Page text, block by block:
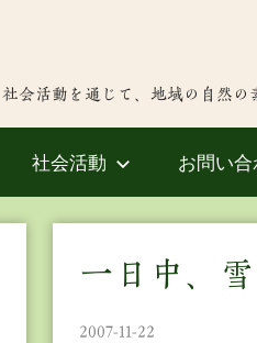
会活動を通じて、地域の自然
社会活動 お問い
一日中、雪
2007-11-22